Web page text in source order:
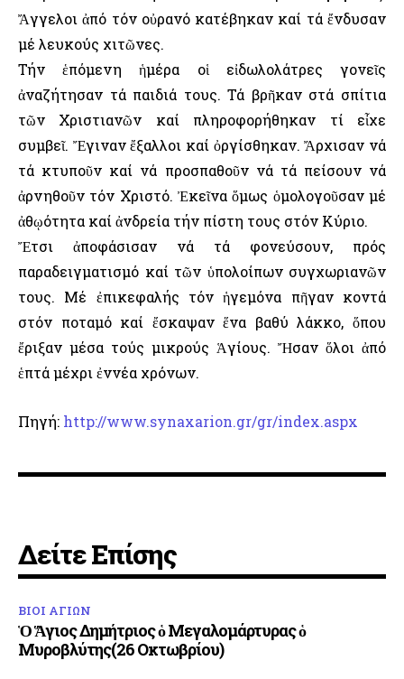
Ἄγγελοι ἀπό τόν οὐρανό κατέβηκαν καί τά ἔνδυσαν
μέ λευκούς χιτῶνες.
Τήν ἑπόμενη ἡμέρα οἱ εἰδωλολάτρες γονεῖς
ἀναζήτησαν τά παιδιά τους. Τά βρῆκαν στά σπίτια
τῶν Χριστιανῶν καί πληροφορήθηκαν τί εἶχε
συμβεῖ. Ἔγιναν ἔξαλλοι καί ὀργίσθηκαν. Ἄρχισαν νά
τά κτυποῦν καί νά προσπαθοῦν νά τά πείσουν νά
ἀρνηθοῦν τόν Χριστό. Ἐκεῖνα ὅμως ὁμολογοῦσαν μέ
ἀθῳότητα καί ἀνδρεία τήν πίστη τους στόν Κύριο.
Ἔτσι ἀποφάσισαν νά τά φονεύσουν, πρός
παραδειγματισμό καί τῶν ὑπολοίπων συγχωριανῶν
τους. Μέ ἐπικεφαλής τόν ἡγεμόνα πῆγαν κοντά
στόν ποταμό καί ἔσκαψαν ἕνα βαθύ λάκκο, ὅπου
ἔριξαν μέσα τούς μικρούς Ἁγίους. Ἤσαν ὅλοι ἀπό
ἑπτά μέχρι ἐννέα χρόνων.
Πηγή: http://www.synaxarion.gr/gr/index.aspx
Δείτε Επίσης
ΒΙΟΙ ΑΓΙΩΝ
Ὁ Ἅγιος Δημήτριος ὁ Μεγαλομάρτυρας ὁ
Μυροβλύτης(26 Οκτωβρίου)